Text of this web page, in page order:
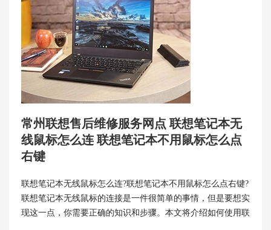
常州联想售后维修服务网点 联想笔记本无
线鼠标怎么连 联想笔记本不用鼠标怎么点
右键
联想笔记本无线鼠标怎么连?联想笔记本不用鼠标怎么点右键?
联想笔记本无线鼠标的连接是一件很简单的事情，但是要想实
现这一点，你需要正确的知识和步骤。本文将介绍如何使用联